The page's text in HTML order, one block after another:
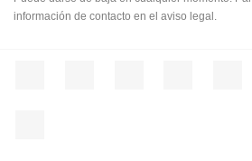
información de contacto en el aviso legal.